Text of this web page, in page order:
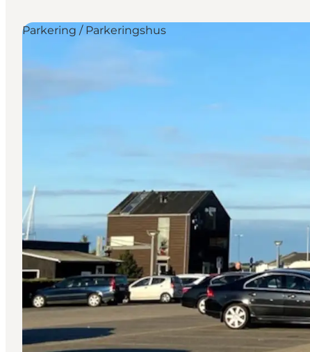
Øhop
Outdoor
Parkering / Parkeringshus